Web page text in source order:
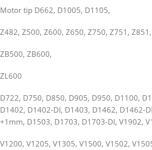
Motor tip D662, D1005, D1105,
Z482, Z500, Z600, Z650, Z750, Z751, Z851,
ZB500, ZB600,
ZL600
D722, D750, D850, D905, D950, D1100,
D1402, D1402-DI, D1403, D1462, D1462-
+1mm, D1503, D1703, D1703-DI, V1902,
V1200, V1205, V1305, V1500, V1502,